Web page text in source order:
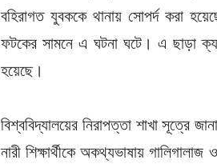
বহিরাগত যুবককে থানায় সোপর্দ করা
ফটকের সামনে এ ঘটনা ঘটে। এ ছাড়া
হয়েছে।
বিশ্ববিদ্যালয়ের নিরাপত্তা শাখা সূত্রে
নারী শিক্ষার্থীকে অকথ্যভাষায়